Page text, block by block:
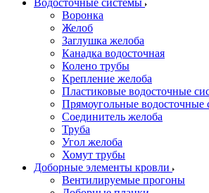
Водосточные системы
Воронка
Желоб
Заглушка желоба
Канадка водосточная
Колено трубы
Крепление желоба
Пластиковые водосточные
Прямоугольные водосточные
Соединитель желоба
Труба
Угол желоба
Хомут трубы
Доборные элементы кровли
Вентилируемые прогоны